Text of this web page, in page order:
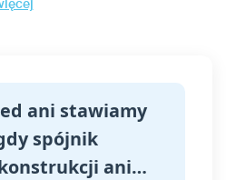
ani stawiamy
spójnik
ani…